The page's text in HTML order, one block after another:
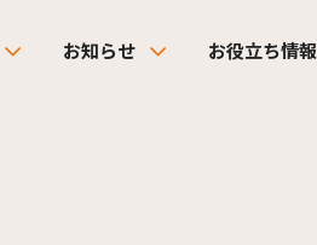
お知らせ お役立ち情報